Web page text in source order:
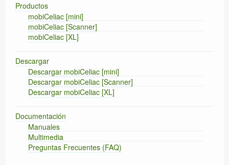
Productos
mobiCeliac [mini]
mobiCeliac [Scanner]
mobiCeliac [XL]
Descargar
Descargar mobiCeliac [mini]
Descargar mobiCeliac [Scanner]
Descargar mobiCeliac [XL]
Documentación
Manuales
Multimedia
Preguntas Frecuentes (FAQ)